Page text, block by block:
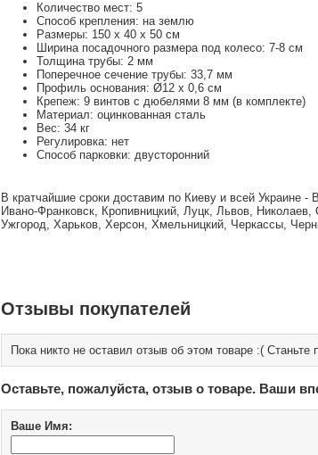
Количество мест: 5
Способ крепления: на землю
Размеры: 150 х 40 х 50 см
Ширина посадочного размера под колесо: 7-8 см
Толщина трубы: 2 мм
Поперечное сечение трубы: 33,7 мм
Профиль основания: Ø12 x 0,6 см
Крепеж: 9 винтов с дюбелями 8 мм (в комплекте)
Материал: оцинкованная сталь
Вес: 34 кг
Регулировка: нет
Способ парковки: двусторонний
В кратчайшие сроки доставим по Киеву и всей Украине
Ивано-Франковск, Кропивницкий, Луцк, Львов,
Ужгород, Харьков, Херсон, Хмельницкий, Черкассы,
Отзывы покупателей
Пока никто не оставил отзыв об этом товаре :( Станьте
Оставьте, пожалуйста, отзыв о товаре. Ваши
Ваше Имя: